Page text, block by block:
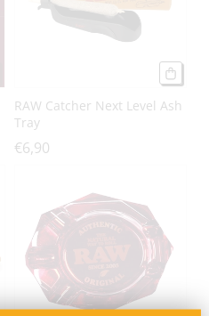
RAW Catcher Next Level Ash
Tray
€6,90